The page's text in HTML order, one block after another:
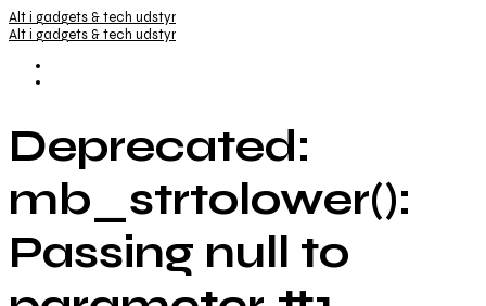
Alt i gadgets & tech udstyr
Alt i gadgets & tech udstyr
Deprecated:
mb_strtolower():
Passing null to